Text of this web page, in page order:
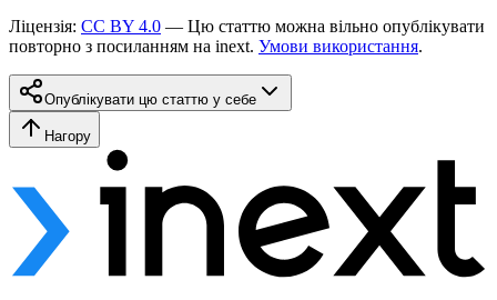
Ліцензія: CC BY 4.0 — Цю статтю можна вільно опублікувати
повторно з посиланням на inext. Умови використання.
Опублікувати цю статтю у себе
Нагору